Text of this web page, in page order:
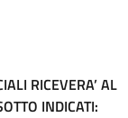
RICEVERA’ AL
INDICATI: